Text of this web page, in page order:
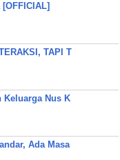
TAPI T
Keluarga Nus K
Ada Masa